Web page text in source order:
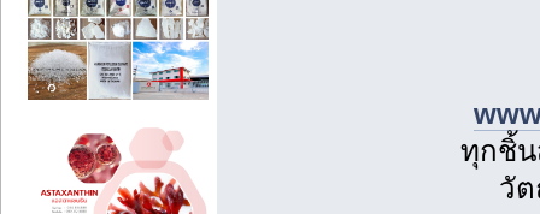
ทุกชิ้น
วั